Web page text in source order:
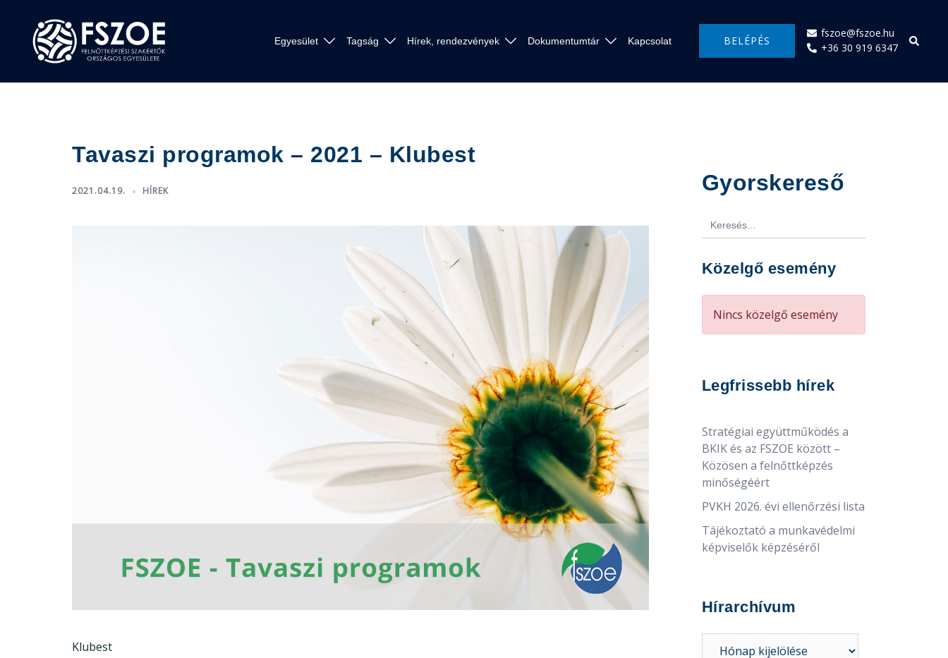
content
Egyesület Tagság Hírek, rendezvények Dokumentumtár Kapcsolat BELÉPÉS
fszoe@fszoe.hu
+36 30 919 6347
Search
Tavaszi programok – 2021 – Klubest
2021.04.19. HÍREK
Klubest
Gyorskereső
Search
for:
Közelgő esemény
Nincs közelgő esemény
Legfrissebb hírek
Stratégiai együttműködés a
BKIK és az FSZOE között –
Közösen a felnőttképzés
minőségéért
PVKH 2026. évi ellenőrzési lista
Tájékoztató a munkavédelmi
képviselők képzéséről
Hírarchívum